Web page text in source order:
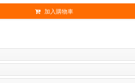
加入購物車